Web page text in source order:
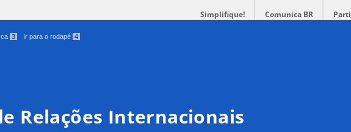
Simplifique! Comunica BR
3 Ir para o rodapé 4
Relações Internacionais